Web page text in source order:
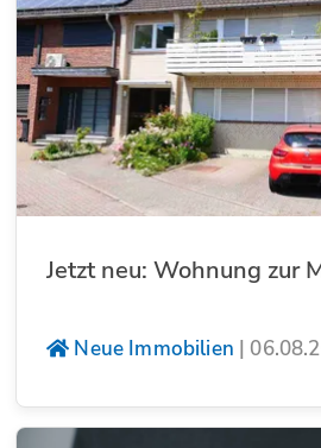
Jetzt neu: Wohnung zur
Neue Immobilien |